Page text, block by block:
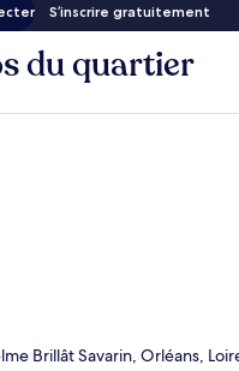
S’inscrire gratuitement
du quartier
Brillât Savarin, Orléans,